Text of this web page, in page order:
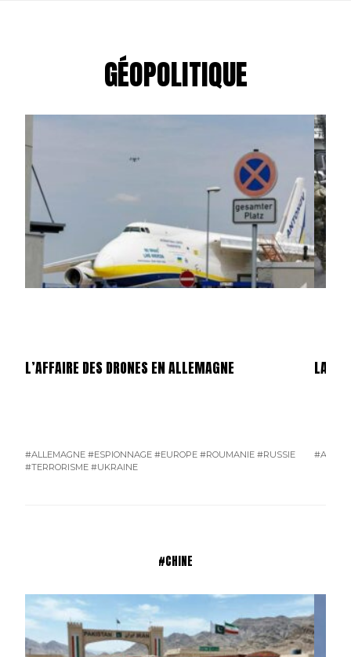
GÉOPOLITIQUE
L’AFFAIRE DES DRONES EN ALLEMAGNE
#ALLEMAGNE #ESPIONNAGE #EUROPE #ROUMANIE #RUSSIE
#TERRORISME #UKRAINE
LA
#CHINE